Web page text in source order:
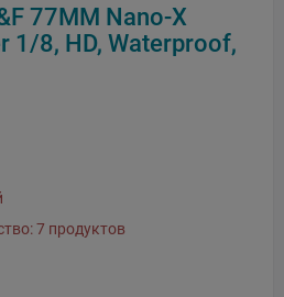
77MM Nano-X
1/8, HD, Waterproof,
7 продуктов